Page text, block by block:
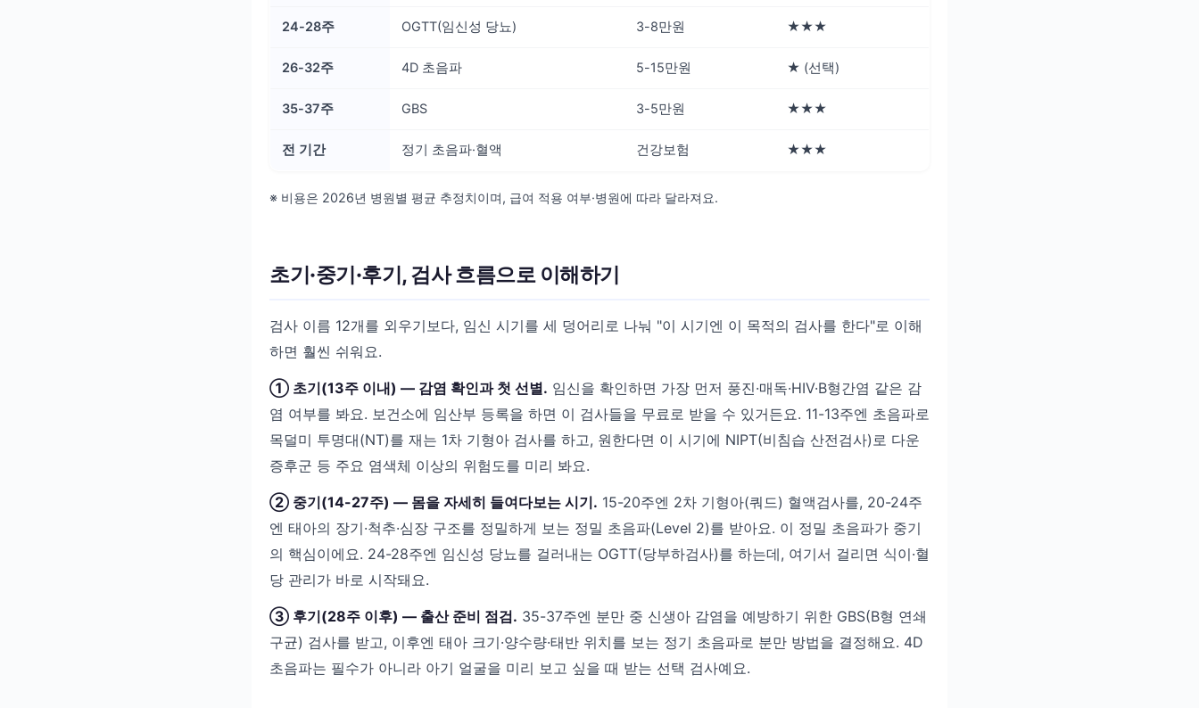
24-28주 OGTT(임신성 당뇨) 3-8만원 ★★★
26-32주 4D 초음파 5-15만원 ★ (선택)
35-37주 GBS 3-5만원 ★★★
전 기간 정기 초음파·혈액 건강보험 ★★★
※ 비용은 2026년 병원별 평균 추정치이며, 급여 적용 여부·병원에 따라 달라져요.
초기·중기·후기, 검사 흐름으로 이해하기
검사 이름 12개를 외우기보다, 임신 시기를 세 덩어리로 나눠 "이 시기엔 이 목적의 검사를 한다"로 이해
하면 훨씬 쉬워요.
① 초기(13주 이내) — 감염 확인과 첫 선별. 임신을 확인하면 가장 먼저 풍진·매독·HIV·B형간염 같은 감
염 여부를 봐요. 보건소에 임산부 등록을 하면 이 검사들을 무료로 받을 수 있거든요. 11-13주엔 초음파로
목덜미 투명대(NT)를 재는 1차 기형아 검사를 하고, 원한다면 이 시기에 NIPT(비침습 산전검사)로 다운
증후군 등 주요 염색체 이상의 위험도를 미리 봐요.
② 중기(14-27주) — 몸을 자세히 들여다보는 시기. 15-20주엔 2차 기형아(쿼드) 혈액검사를, 20-24주
엔 태아의 장기·척추·심장 구조를 정밀하게 보는 정밀 초음파(Level 2)를 받아요. 이 정밀 초음파가 중기
의 핵심이에요. 24-28주엔 임신성 당뇨를 걸러내는 OGTT(당부하검사)를 하는데, 여기서 걸리면 식이·혈
당 관리가 바로 시작돼요.
③ 후기(28주 이후) — 출산 준비 점검. 35-37주엔 분만 중 신생아 감염을 예방하기 위한 GBS(B형 연쇄
구균) 검사를 받고, 이후엔 태아 크기·양수량·태반 위치를 보는 정기 초음파로 분만 방법을 결정해요. 4D
초음파는 필수가 아니라 아기 얼굴을 미리 보고 싶을 때 받는 선택 검사예요.